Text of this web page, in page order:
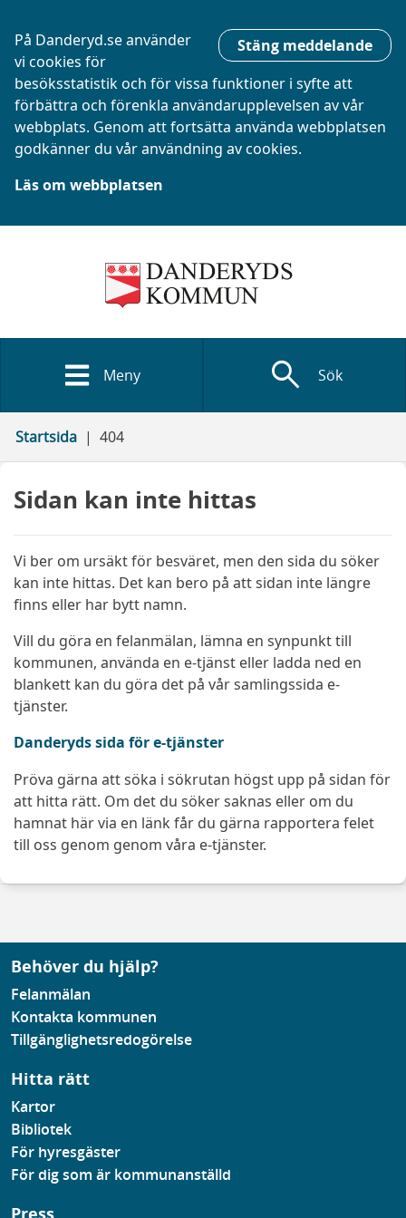
Stäng meddelande
På Danderyd.se använder
vi cookies för
besöksstatistik och för vissa funktioner i syfte att
förbättra och förenkla användarupplevelsen av vår
webbplats. Genom att fortsätta använda webbplatsen
godkänner du vår användning av cookies.
Läs om webbplatsen
Meny search Sök
Startsida 404
Sidan kan inte hittas
Vi ber om ursäkt för besväret, men den sida du söker
kan inte hittas. Det kan bero på att sidan inte längre
finns eller har bytt namn.
Vill du göra en felanmälan, lämna en synpunkt till
kommunen, använda en e-tjänst eller ladda ned en
blankett kan du göra det på vår samlingssida e-
tjänster.
Danderyds sida för e-tjänster
Pröva gärna att söka i sökrutan högst upp på sidan för
att hitta rätt. Om det du söker saknas eller om du
hamnat här via en länk får du gärna rapportera felet
till oss genom genom våra e-tjänster.
Behöver du hjälp?
Felanmälan
Kontakta kommunen
Tillgänglighetsredogörelse
Hitta rätt
Kartor
Bibliotek
För hyresgäster
För dig som är kommunanställd
Press